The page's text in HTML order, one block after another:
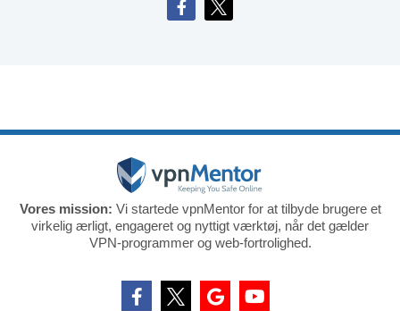
Vores mission: Vi startede vpnMentor for at tilbyde brugere et
virkelig ærligt, engageret og nyttigt værktøj, når det gælder
VPN-programmer og web-fortrolighed.